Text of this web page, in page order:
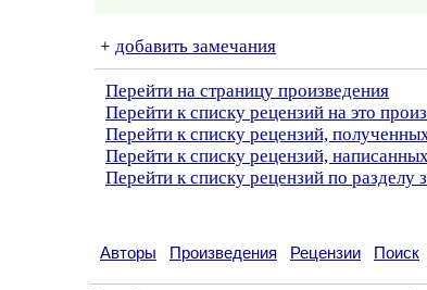
+ добавить замечания
Перейти на страницу произведения
Перейти к списку рецензий на это
Перейти к списку рецензий,
Перейти к списку рецензий,
Перейти к списку рецензий по разделу
Авторы Произведения Рецензии Поиск